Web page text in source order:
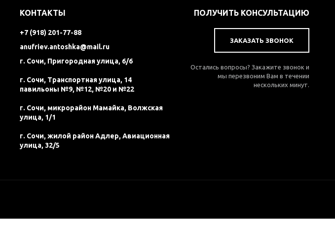
КОНТАКТЫ
+7 (918) 201-77-88
anufriev.antoshka@mail.ru
г. Сочи, Пригородная улица, 6/6
г. Сочи, Транспортная улица, 14
павильоны №9, №12, №20 и №22
г. Сочи, микрорайон Мамайка, Волжская
улица, 1/1
г. Сочи, жилой район Адлер, Авиационная
улица, 32/5
ПОЛУЧИТЬ КОНСУЛЬТАЦИЮ
ЗАКАЗАТЬ ЗВОНОК
Остались вопросы? Закажите звонок и
мы перезвоним Вам в течении
нескольких минут.